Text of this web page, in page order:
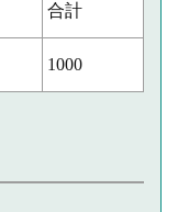
合計
1000